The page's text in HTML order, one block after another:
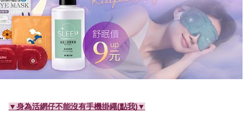
▼身為活網仔不能沒有手機掛繩(點我)▼